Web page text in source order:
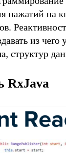
нажатий на
из чего
структур
RxJava